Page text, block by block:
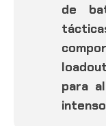
de
para